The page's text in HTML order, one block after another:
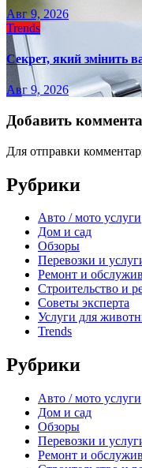
Авг 9, 2026
Trends
Секрет, який змінить
Авг 9, 2026
Добавить
Для отправки
Рубрики
Авто / мото услуги
Дом и сад
Обзоры
Перевозки и
Ремонт и
Строительство и
Советы эксперта
Услуги для
Trends
Рубрики
Авто / мото услуги
Дом и сад
Обзоры
Перевозки и
Ремонт и